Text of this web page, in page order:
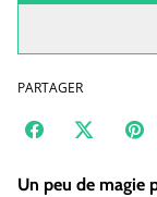
PARTAGER
Un peu de magie